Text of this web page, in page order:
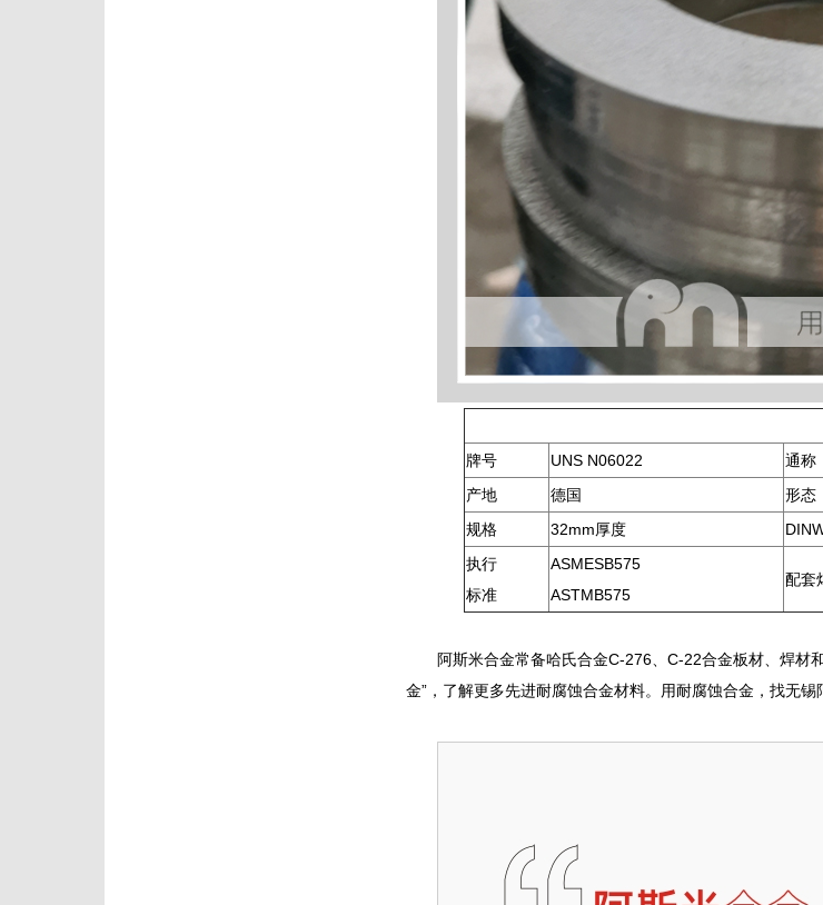
牌号
UNS N06022 通称
产地
德国 形态
规格
32mm厚度
执行
标准
ASMESB575
ASTMB575
配套
阿斯米合金常备哈氏合金C-276、C-22合金板材、焊材
金”，了解更多先进耐腐蚀合金材料。用耐腐蚀合金，找无锡